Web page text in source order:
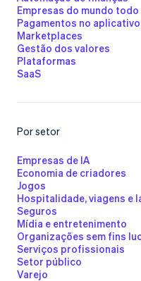
Stripe Sessions 2026
Veja como a Stripe está
econômica da IA.
Empresas do mundo todo
Pagamentos no aplicativo
Marketplaces
Gestão dos valores
Plataformas
SaaS
Por setor
Empresas de IA
Economia de criadores
Jogos
Hospitalidade, viagens e
Seguros
Mídia e entretenimento
Organizações sem fins
Serviços profissionais
Setor público
Varejo